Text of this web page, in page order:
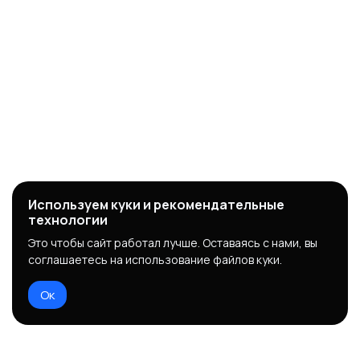
Используем куки и рекомендательные
технологии
Это чтобы сайт работал лучше. Оставаясь с нами, вы
соглашаетесь на использование файлов куки.
Ок